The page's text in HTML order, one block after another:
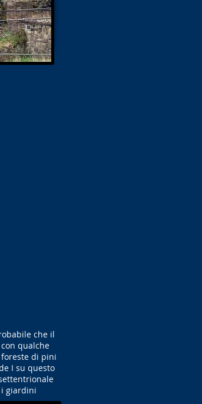
che il
qualche
di pini
I su questo
i giardini